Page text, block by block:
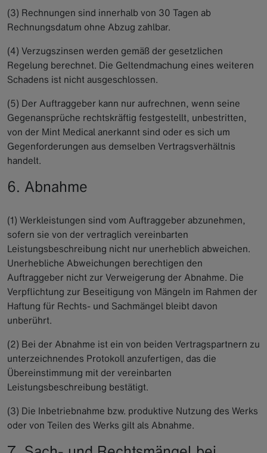
(3) Rechnungen sind innerhalb von 30 Tagen ab
Rechnungsdatum ohne Abzug zahlbar.
(4) Verzugszinsen werden gemäß der gesetzlichen
Regelung berechnet. Die Geltendmachung eines weiteren
Schadens ist nicht ausgeschlossen.
(5) Der Auftraggeber kann nur aufrechnen, wenn seine
Gegenansprüche rechtskräftig festgestellt, unbestritten,
von der Mint Medical anerkannt sind oder es sich um
Gegenforderungen aus demselben Vertragsverhältnis
handelt.
6. Abnahme
(1) Werkleistungen sind vom Auftraggeber abzunehmen,
sofern sie von der vertraglich vereinbarten
Leistungsbeschreibung nicht nur unerheblich abweichen.
Unerhebliche Abweichungen berechtigen den
Auftraggeber nicht zur Verweigerung der Abnahme. Die
Verpflichtung zur Beseitigung von Mängeln im Rahmen der
Haftung für Rechts- und Sachmängel bleibt davon
unberührt.
(2) Bei der Abnahme ist ein von beiden Vertragspartnern zu
unterzeichnendes Protokoll anzufertigen, das die
Übereinstimmung mit der vereinbarten
Leistungsbeschreibung bestätigt.
(3) Die Inbetriebnahme bzw. produktive Nutzung des Werks
oder von Teilen des Werks gilt als Abnahme.